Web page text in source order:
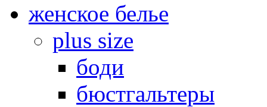
женское белье
plus size
боди
бюстгальтеры